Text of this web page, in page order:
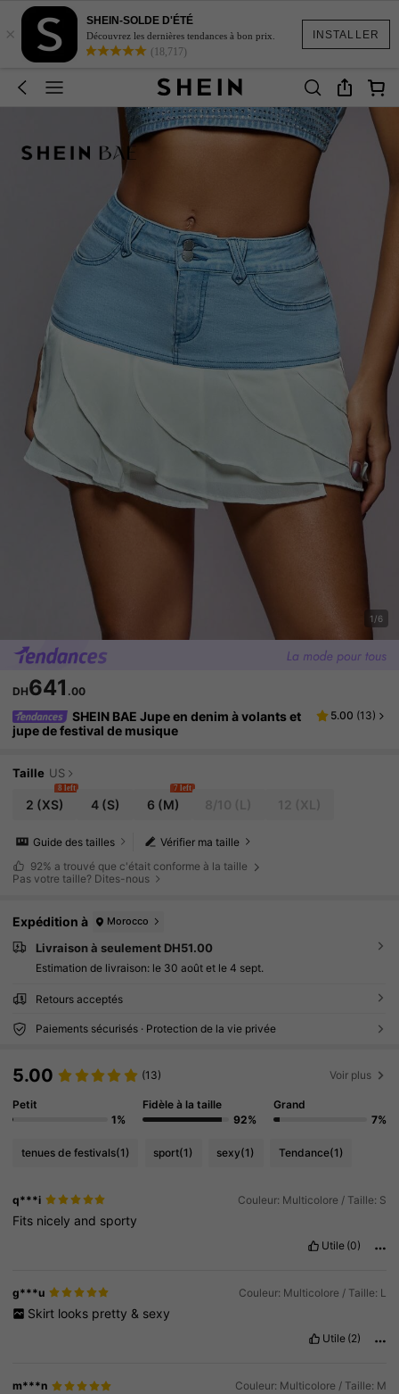
INSTALLER
×
SHEIN-SOLDE D'ÉTÉ
Découvrez les dernières tendances à bon prix.
(18,717)
1/6
DH641 .00
SHEIN BAE Jupe en denim à volants et
jupe de festival de musique
5.00 (13)
Taille US
2 (XS)
8 left
4(S) 6 (M)
7 left
Vérifier ma taille
Guide des tailles
92% a trouvé que c'était conforme à la taille
Pas votre taille? Dites-nous
Expédition à Morocco
Livraison à seulement DH51.00
Estimation de livraison: le 30 août et le 4 sept.
Retours acceptés
Paiements sécurisés · Protection de la vie privée
5.00 (13) Voir plus
Petit
1%
Fidèle à la taille
92%
Grand
7%
tenues de festivals(1) sport(1) sexy(1) Tendance(1)
q***i Couleur: Multicolore / Taille: S
Fits nicely and sporty
Utile (0)
g***u Couleur: Multicolore / Taille: L
Skirt looks pretty & sexy
Utile (2)
m***n Couleur: Multicolore / Taille: M